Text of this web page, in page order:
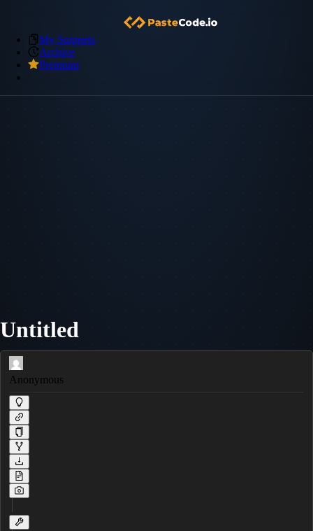
My Snippets
Archive
Premium
Untitled
Anonymous